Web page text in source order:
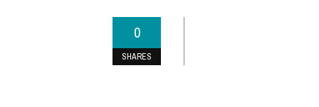
0
SHARES